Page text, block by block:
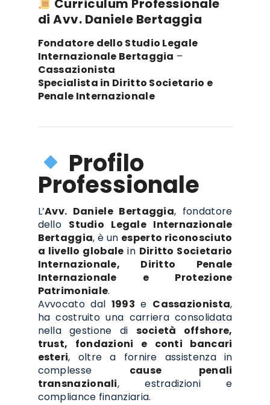
Curriculum Professionale
di Avv. Daniele Bertaggia
Fondatore dello Studio Legale
Internazionale Bertaggia –
Cassazionista
Specialista in Diritto Societario e
Penale Internazionale
Profilo
Professionale
L’Avv. Daniele Bertaggia, fondatore
dello Studio Legale Internazionale
Bertaggia, è un esperto riconosciuto
a livello globale in Diritto Societario
Internazionale, Diritto Penale
Internazionale e Protezione
Patrimoniale.
Avvocato dal 1993 e Cassazionista,
ha costruito una carriera consolidata
nella gestione di società offshore,
trust, fondazioni e conti bancari
esteri, oltre a fornire assistenza in
complesse cause penali
transnazionali, estradizioni e
compliance finanziaria.